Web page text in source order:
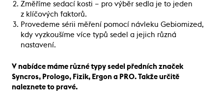
Změříme sedací kosti – pro výběr sedla je to jeden
z klíčových faktorů.
Provedeme sérii měření pomocí návleku Gebiomized,
kdy vyzkoušíme více typů sedel a jejich různá
nastavení.
V nabídce máme různé typy sedel předních značek
Syncros, Prologo, Fizik, Ergon a PRO. Takže určitě
naleznete to pravé.